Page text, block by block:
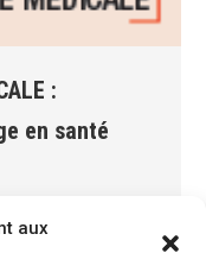
aux
:
en santé